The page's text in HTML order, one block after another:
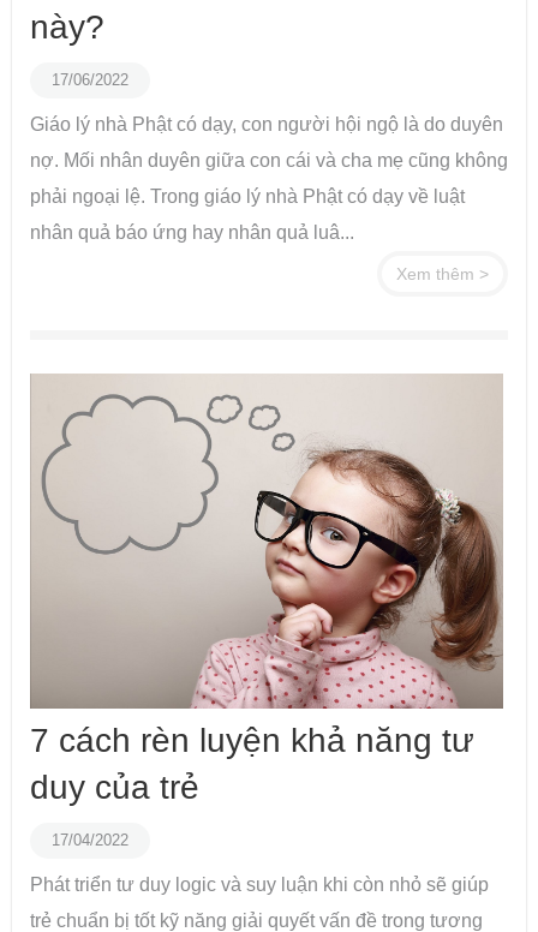
này?
17/06/2022
Giáo lý nhà Phật có dạy, con người hội ngộ là do duyên
nợ. Mối nhân duyên giữa con cái và cha mẹ cũng không
phải ngoại lệ. Trong giáo lý nhà Phật có dạy về luật
nhân quả báo ứng hay nhân quả luâ...
Xem thêm >
7 cách rèn luyện khả năng tư
duy của trẻ
17/04/2022
Phát triển tư duy logic và suy luận khi còn nhỏ sẽ giúp
trẻ chuẩn bị tốt kỹ năng giải quyết vấn đề trong tương